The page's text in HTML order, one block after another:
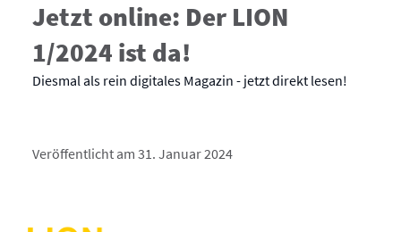
Jetzt online: Der LION
1/2024 ist da!
Diesmal als rein digitales Magazin - jetzt direkt lesen!
Veröffentlicht am 31. Januar 2024